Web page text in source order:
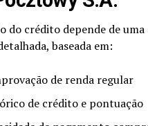
do crédito depende de uma
baseada em:
de renda regular
de crédito e pontuação